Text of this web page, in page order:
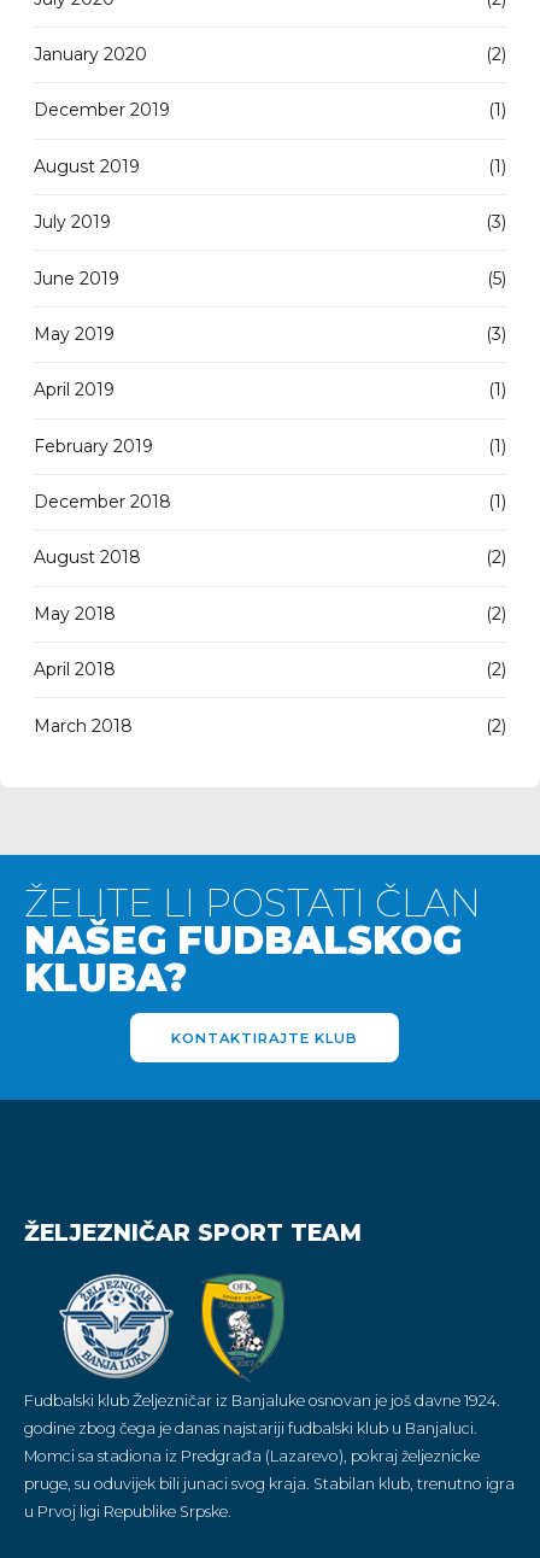
January 2020 (2)
December 2019 (1)
August 2019 (1)
July 2019 (3)
June 2019 (5)
May 2019 (3)
April 2019 (1)
February 2019 (1)
December 2018 (1)
August 2018 (2)
May 2018 (2)
April 2018 (2)
March 2018 (2)
ŽELITE LI POSTATI ČLAN
NAŠEG FUDBALSKOG
KLUBA?
KONTAKTIRAJTE KLUB
ŽELJEZNIČAR SPORT TEAM
Fudbalski klub Željezničar iz Banjaluke osnovan je još davne 1924.
godine zbog čega je danas najstariji fudbalski klub u Banjaluci.
Momci sa stadiona iz Predgrađa (Lazarevo), pokraj željeznicke
pruge, su oduvijek bili junaci svog kraja. Stabilan klub, trenutno igra
u Prvoj ligi Republike Srpske.